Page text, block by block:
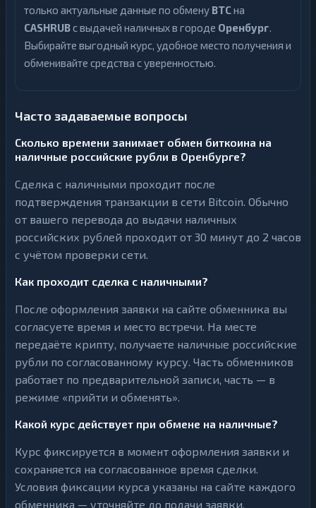
только актуальные данные по обмену BTCна
CASHRUBс выдачей наличных в городе Оренбург.
Выбирайте выгодный курс, удобное место получения и
обменивайте средства с уверенностью.
Часто задаваемые вопросы
Сколько времени занимает обмен биткоина на
наличные российские рубли в Оренбурге?
Сделка с наличными проходит после
подтверждения транзакции в сети Bitcoin. Обычно
от вашего перевода до выдачи наличных
российских рублей проходит от 30 минут до 2 часов
с учётом проверки сети.
Как проходит сделка с наличными?
После оформления заявки на сайте обменника вы
согласуете время и место встречи. На месте
передаёте крипту, получаете наличные российские
рубли по согласованному курсу. Часть обменников
работает по предварительной записи, часть — в
режиме «прийти и обменять».
Какой курс действует при обмене на наличные?
Курс фиксируется в момент оформления заявки и
сохраняется на согласованное время сделки.
Условия фиксации курса указаны на сайте каждого
обменника — уточняйте до подачи заявки.